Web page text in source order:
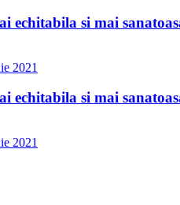
echitabila si mai
2021
echitabila si mai
2021